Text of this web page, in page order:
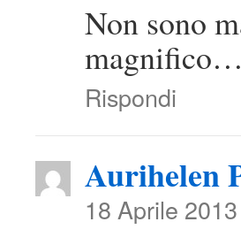
Non sono
Rispondi
Aurihelen
18 Aprile